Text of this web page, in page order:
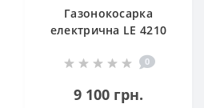
Газонокосарка
електрична LE 4210
0
9 100 грн.